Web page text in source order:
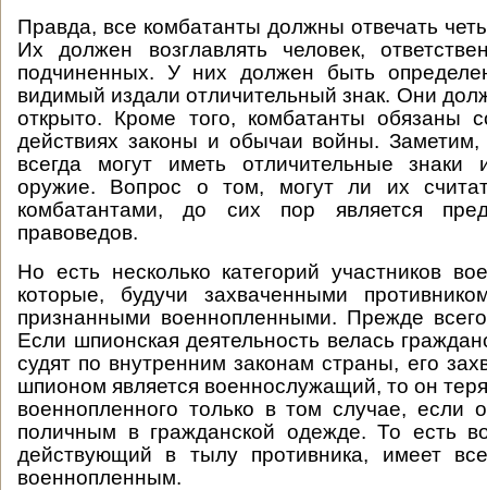
Правда, все комбатанты должны отвечать
Их должен возглавлять человек,
подчиненных. У них должен быть
видимый издали отличительный знак. Они
открыто. Кроме того, комбатанты обязаны
действиях законы и обычаи войны.
всегда могут иметь отличительные знаки
оружие. Вопрос о том, могут ли их
комбатантами, до сих пор является
правоведов.
Но есть несколько категорий участников
которые, будучи захваченными
признанными военнопленными. Прежде
Если шпионская деятельность велась
судят по внутренним законам страны, его
шпионом является военнослужащий, то он
военнопленного только в том случае, если
поличным в гражданской одежде. То есть
действующий в тылу противника, имеет
военнопленным.